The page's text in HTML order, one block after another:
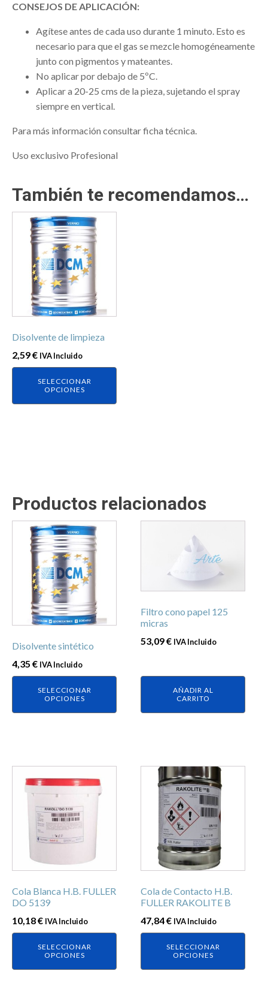
CONSEJOS DE APLICACIÓN:
Agítese antes de cada uso durante 1 minuto. Esto es
necesario para que el gas se mezcle homogéneamente
junto con pigmentos y mateantes.
No aplicar por debajo de 5ºC.
Aplicar a 20-25 cms de la pieza, sujetando el spray
siempre en vertical.
Para más información consultar ficha técnica.
Uso exclusivo Profesional
También te recomendamos…
Disolvente de limpieza
2,59€ IVA Incluido
SELECCIONAR
OPCIONES
producto
tiene
múltiples
variantes.
opciones
pueden
elegir
en
Productos relacionados
Disolvente sintético
4,35 € IVA Incluido
SELECCIONAR
OPCIONES
producto
tiene
múltiples
variantes.
opciones
pueden
elegir
en
Filtro cono papel 125
micras
53,09€ IVA Incluido
AÑADIR AL
CARRITO
Cola Blanca H.B. FULLER
DO 5139
10,18€ IVA Incluido
SELECCIONAR
OPCIONES
producto
múltiples
variantes.
opciones
pueden
elegir
en
la
página
de
Cola de Contacto H.B.
FULLER RAKOLITE B
47,84€ IVA Incluido
SELECCIONAR
OPCIONES
Este
producto
tiene
múltiples
variantes.
opciones
pueden
elegir
en
la
página
de